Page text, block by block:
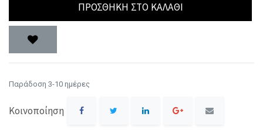
ΠΡΟΣΘΉΚΗ ΣΤΟ ΚΑΛΆΘΙ
Παράδοση 3-10 ημέρες
Κοινοποίηση